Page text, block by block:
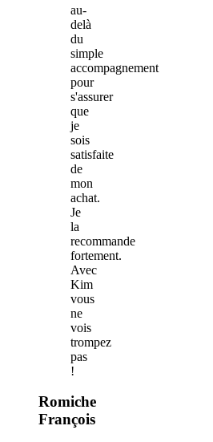
au-
delà
du
simple
accompagnement
pour
s'assurer
que
je
sois
satisfaite
de
mon
achat.
Je
la
recommande
fortement.
Avec
Kim
vous
ne
vois
trompez
pas
!
Romiche
François